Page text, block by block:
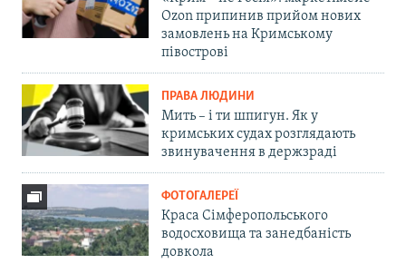
Ozon припинив прийом нових
замовлень на Кримському
півострові
ПРАВА ЛЮДИНИ
Мить – і ти шпигун. Як у
кримських судах розглядають
звинувачення в держзраді
ФОТОГАЛЕРЕЇ
Краса Сімферопольського
водосховища та занедбаність
довкола